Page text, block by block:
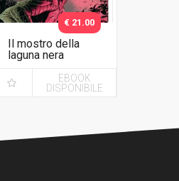
Il mostro della
laguna nera
€ 21.00
EBOOK
DISPONIBILE